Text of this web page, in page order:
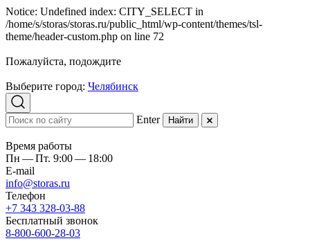
Notice: Undefined index: CITY_SELECT in
/home/s/storas/storas.ru/public_html/wp-content/themes/tsl-
theme/header-custom.php on line 72
Пожалуйста, подождите
Выберите город: Челябинск
Enter Найти
Время работы
Пн — Пт. 9:00 — 18:00
E-mail
info@storas.ru
Телефон
+7 343 328-03-88
Бесплатный звонок
8-800-600-28-03